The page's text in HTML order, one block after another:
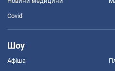
Covid
Шоу
Афіша